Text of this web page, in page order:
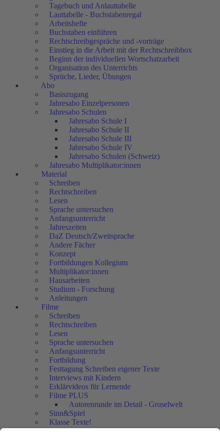
Tagebuch und Anlauttabelle
Lauttabelle - Buchstabenregal
Arbeitshefte
Buchstaben einführen
Rechtschreibgespräche und -vorträge
Einstieg in die Arbeit mit der Rechtschreibbox
Beginn der individuellen Wortschatzarbeit
Organisation des Unterrichts
Sprüche, Lieder, Übungen
Abo
Basiszugang
Jahresabo Einzelpersonen
Jahresabo Schulen
Jahresabo Schule I
Jahresabo Schule II
Jahresabo Schule III
Jahresabo Schule IV
Jahresabo Schulen (Schweiz)
Jahresabo Multiplikator:innen
Material
Schreiben
Rechtschreiben
Lesen
Sprache untersuchen
Anfangsunterricht
Jahreszeiten
DaZ Deutsch/Zweitsprache
Andere Fächer
Konzept
Fortbildungen Kollegium
Multiplikator:innen
Hausarbeiten
Studium - Forschung
Anleitungen
Filme
Schreiben
Rechtschreiben
Lesen
Sprache untersuchen
Anfangsunterricht
Fortbildung
Festtagung Schreiben eigener Texte
Interviews mit Kindern
Erklärvideos für Lernende
Filme PLUS
Autorenrunde im Detail - Gruselwelt
Sinn&Spiel
Klasse Texte!
Filmausschnitte Grundschule